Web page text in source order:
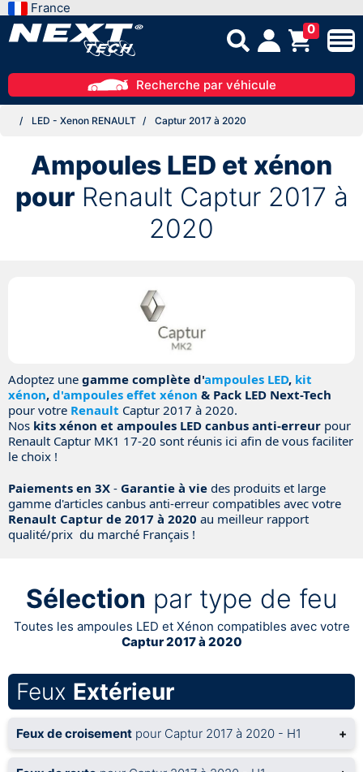
France
0
Recherche par véhicule
LED - Xenon RENAULT Captur 2017 à 2020
Ampoules LED et xénon
pourRenault Captur 2017 à
2020
Adoptez une gamme complète d'ampoules LED, kit
xénon, d'ampoules effet xénon & Pack LED Next-Tech
pour votre Renault Captur 2017 à 2020.
Nos kits xénon et ampoules LED canbus anti-erreur pour
Renault Captur MK1 17-20 sont réunis ici afin de vous faciliter
le choix !
Paiements en 3X - Garantie à vie des produits et large
gamme d'articles canbus anti-erreur compatibles avec votre
Renault Captur de 2017 à 2020 au meilleur rapport
qualité/prix du marché Français !
Sélection par type de feu
Toutes les ampoules LED et Xénon compatibles avec votre
Captur 2017 à 2020
Feux Extérieur
Feux de croisement pour Captur 2017 à 2020 - H1 +